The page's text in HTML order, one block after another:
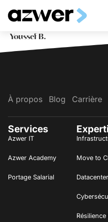
Youssef B.
À propos Blog Carrière
Services
Azwer IT
Azwer Academy
Portage Salarial
Move to
Résilience